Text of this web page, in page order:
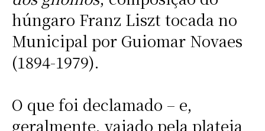
húngaro Franz Liszt tocada no
Municipal por Guiomar Novaes
(1894-1979).
O que foi declamado – e,
geralmente, vaiado pela plateia